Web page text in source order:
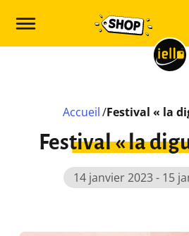
Accueil /Festival « la
Festival « la
14 janvier 2023 - 15